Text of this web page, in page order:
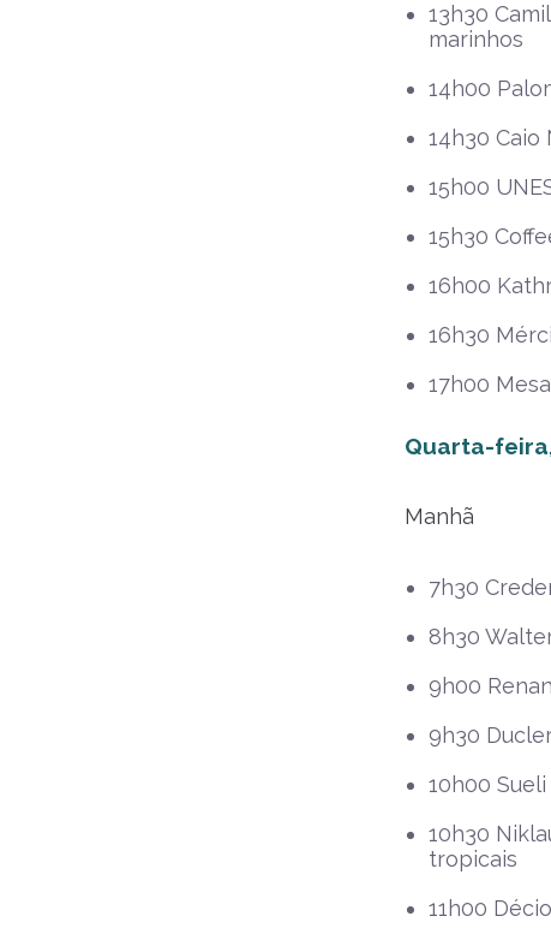
13h30
marinhos
14h00
14h30
15h00
15h30
16h00
16h30
17h00
Quarta-
Manhã
7h30
8h30
9h00
9h30
10h00
10h30
tropicais
11h00